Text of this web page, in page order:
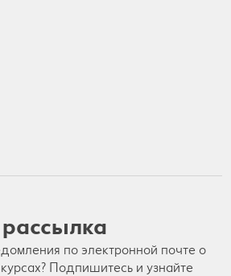
по электронной почте о
Подпишитесь и узнайте